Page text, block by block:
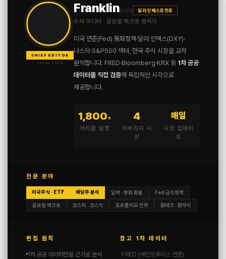
CHIEF EDITOR
since 2020
Franklin$100 달러 인베스트먼트
수석 에디터 · 글로벌 매크로 분석가
미국 연준(Fed) 통화정책·달러 인덱스(DXY)·
나스닥·S&P500 섹터, 한국 주식 시장을 교차
분석합니다. FRED·Bloomberg·KRX 등 1차 공공
데이터를 직접 검증해 독립적인 시각으로
제공합니다.
1,800+
아티클 발행
4
커버리지 시
장
매일
시장 업데이
트
전문 분야
미국주식 · ETF 배당주 분석 달러 · 엔화 환율 Fed 금리정책
글로벌 매크로 코스피 · 코스닥 포트폴리오 전략 환테크 · 환차익
편집 원칙
1차 공공 데이터만을 근거로 분석
참고 1차 데이터
FRED (세인트루이스 연준)